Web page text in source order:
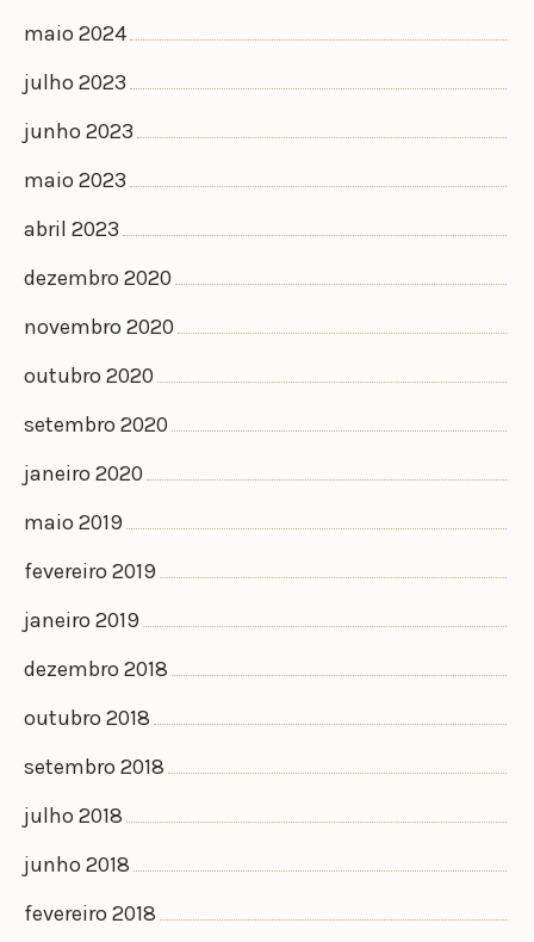
maio 2024
julho 2023
junho 2023
maio 2023
abril 2023
dezembro 2020
novembro 2020
outubro 2020
setembro 2020
janeiro 2020
maio 2019
fevereiro 2019
janeiro 2019
dezembro 2018
outubro 2018
setembro 2018
julho 2018
junho 2018
fevereiro 2018